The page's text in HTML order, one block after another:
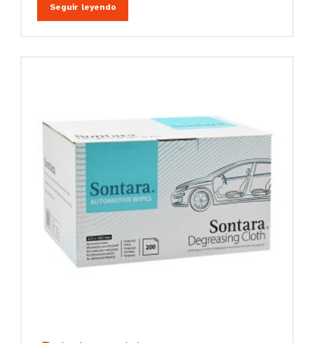
Seguir leyendo